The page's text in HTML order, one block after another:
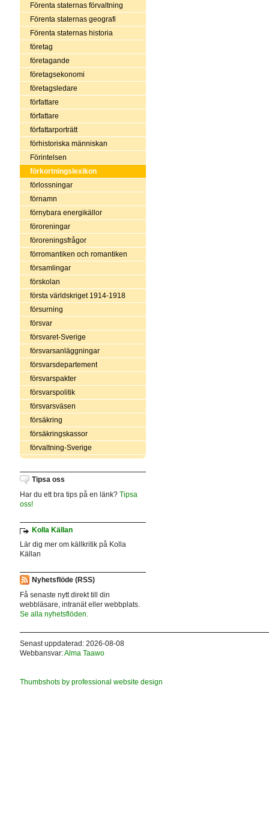
Förenta staternas förvaltning
Förenta staternas geografi
Förenta staternas historia
företag
företagande
företagsekonomi
företagsledare
författare
författare
författarporträtt
förhistoriska människan
Förintelsen
förkortningslexikon
förlossningar
förnamn
förnybara energikällor
föroreningar
föroreningsfrågor
förromantiken och romantiken
församlingar
förskolan
första världskriget 1914-1918
försurning
försvar
försvaret-Sverige
försvarsanläggningar
försvarsdepartement
försvarspakter
försvarspolitik
försvarsväsen
försäkring
försäkringskassor
förvaltning-Sverige
Tipsa oss
Har du ett bra tips på en länk? Tipsa
oss!
Kolla Källan
Lär dig mer om källkritik på Kolla
Källan
Nyhetsflöde (RSS)
Få senaste nytt direkt till din
webbläsare, intranät eller webbplats.
Se alla nyhetsflöden.
Senast uppdaterad: 2026-08-08
Webbansvar:Alma Taawo
Thumbshots by professional website design